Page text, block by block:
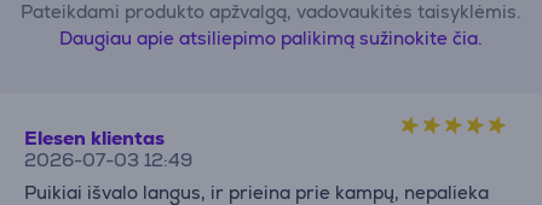
Pateikdami produkto apžvalgą, vadovaukitės taisyklėmis.
Daugiau apie atsiliepimo palikimą sužinokite čia.
Elesen klientas
2026-07-03 12:49
Puikiai išvalo langus, ir prieina prie kampų, nepalieka